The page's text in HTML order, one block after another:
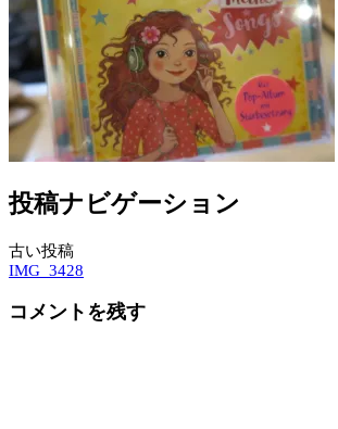
投稿ナビゲーション
古い投稿
IMG_3428
コメントを残す